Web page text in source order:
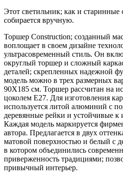
Этот светильник; как и
собирается вручную.
Торшер Construction; созданный
воплощает в своем дизайне
ультрасовременный стиль. Он
округлый торшер и сложный
деталей; скрепленных надежной
модель можно в трех размерных
90Х185 см. Торшер рассчитан на
цоколем Е27. Для изготовления
используется литой алюминий с
деревянные рейки и устойчивые к
Каждая модель маркируется
автора. Предлагается в двух
матовой поверхностью и белый с
в котором объединились
приверженность традициями;
привычный интерьер.